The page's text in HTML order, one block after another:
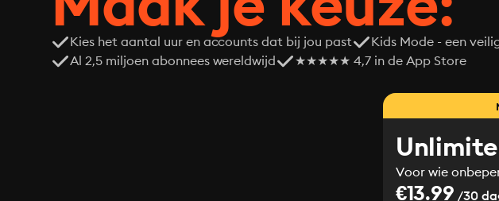
Kies het aantal uur en accounts dat bij jou past Kids Mode - een
Al 2,5 miljoen abonnees wereldwijd
★★★★★ 4,7 in de App Store
Voor wie
€13.99 /30